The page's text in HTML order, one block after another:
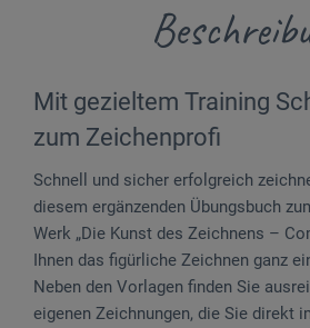
Mit gezieltem Training
zum Zeichenprofi
Schnell und sicher erfolgreich
diesem ergänzenden Übungsbuch
Werk „Die Kunst des Zeichnens –
Ihnen das figürliche Zeichnen ganz
Neben den Vorlagen finden Sie
eigenen Zeichnungen, die Sie direkt